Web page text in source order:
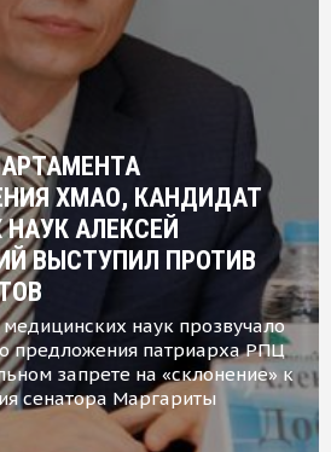
ХМАО, КАНДИДАТ
АЛЕКСЕЙ
ВЫСТУПИЛ ПРОТИВ
наук прозвучало
предложения патриарха РПЦ
запрете на «склонение» к
сенатора Маргариты